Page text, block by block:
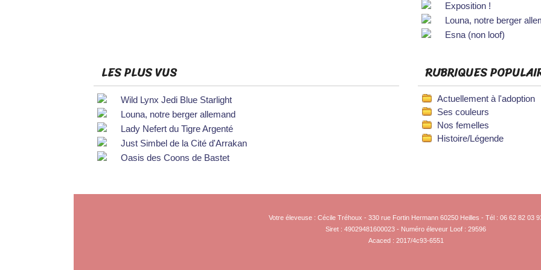
Exposition !
Louna, notre berger
Esna (non loof)
LES PLUS VUS
Wild Lynx Jedi Blue Starlight
Louna, notre berger allemand
Lady Nefert du Tigre Argenté
Just Simbel de la Cité d'Arrakan
Oasis des Coons de Bastet
RUBRIQUES
Actuellement à l'adoption
Ses couleurs
Nos femelles
Histoire/Légende
Votre éleveuse : Cécile Tréhoux - 330 rue Fortin Hermann 60250 Heilles - Tél : 06 62 82 03
Siret : 49029481600023 - Numéro éleveur Loof : 29596
Acaced : 2017/4c93-6551